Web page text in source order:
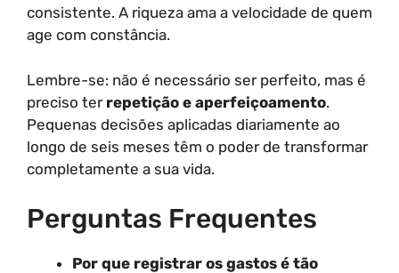
consistente. A riqueza ama a velocidade de quem
age com constância.
Lembre-se: não é necessário ser perfeito, mas é
preciso ter repetição e aperfeiçoamento.
Pequenas decisões aplicadas diariamente ao
longo de seis meses têm o poder de transformar
completamente a sua vida.
Perguntas Frequentes
Por que registrar os gastos é tão